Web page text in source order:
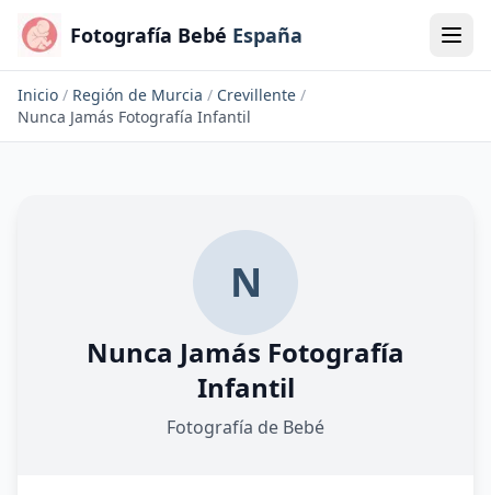
Fotografía Bebé España
Inicio / Región de Murcia / Crevillente /
Nunca Jamás Fotografía Infantil
N
Nunca Jamás Fotografía
Infantil
Fotografía de Bebé